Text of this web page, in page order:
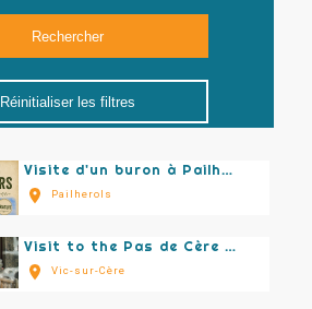
Réinitialiser les filtres
Visite d'un buron à Pailherols
Pailherols
Visit to the Pas de Cère pottery
Vic-sur-Cère